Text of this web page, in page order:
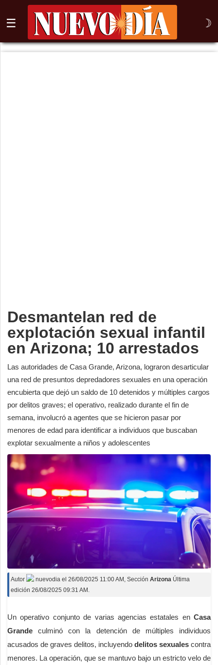
☰ ☽
⌕
Desmantelan red de
explotación sexual infantil
en Arizona; 10 arrestados
Las autoridades de Casa Grande, Arizona, lograron desarticular
una red de presuntos depredadores sexuales en una operación
encubierta que dejó un saldo de 10 detenidos y múltiples cargos
por delitos graves; el operativo, realizado durante el fin de
semana, involucró a agentes que se hicieron pasar por
menores de edad para identificar a individuos que buscaban
explotar sexualmente a niños y adolescentes
Autor nuevodia el 26/08/2025 11:00 AM , Sección Arizona Última
edición 26/08/2025 09:31 AM.
Un operativo conjunto de varias agencias estatales en Casa
Grande culminó con la detención de múltiples individuos
acusados de graves delitos, incluyendo delitos sexuales contra
menores. La operación, que se mantuvo bajo un estricto velo de